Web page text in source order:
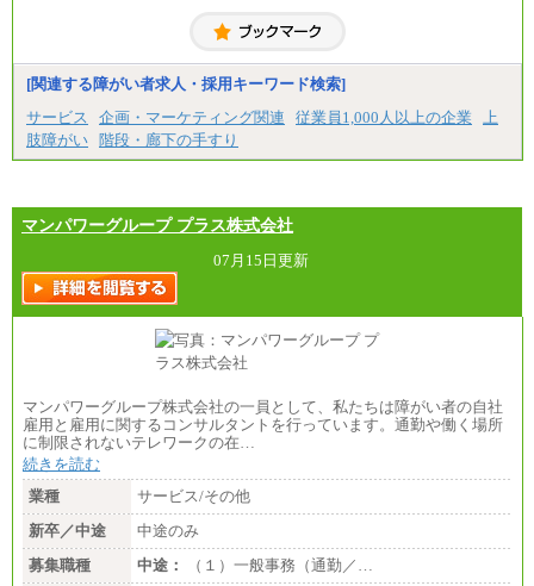
(※3)、218,500円(※4)、216,500円（※5）
※1…東京都、埼玉県、千葉県、神奈川県
※2…大阪府、京都府、兵庫県、滋賀県
※3…愛知県、静岡県
※4…北海道、宮城県、栃木県、群馬県、長野県、新
潟県、富山県、石川県、岡山県、広島県、山口県、
香川県、福岡県
県、福島県、山形県
・月給には一律地域手当を含んだ金額を表示
（一律地域手当：※1…36,000円、※2…33,000円、
※3…28,000円、※4…25,000円、※5…23,000円）
・試用期間中も給与変更なし
●基幹職（地域限定社員）
・大学・院卒／月給185,000 円～219,000 円 ※勤務地
により異なる。
〈大阪・兵庫〉209,000 円
〈愛知〉194,500 円 〈福岡〉1
85,000 円
地により異なる。
〈東京・神奈川〉210,000 円
〈大阪・兵庫〉200,000 円
〈愛知〉194,500 円 〈福
岡〉185,000円
[関連する障がい者求人・採用キーワード検索]
サービス
企画・マーケティング関連 従業員1,000人以上の企業
上
肢障がい 階段・廊下の手すり
マンパワーグループ プラス株式会社
07月15日更新
マンパワーグループ株式会社の一員として、私たちは障がい者の自社
雇用と雇用に関するコンサルタントを行っています。通勤や働く場所
に制限されないテレワークの在…
続きを読む
業種
サービス/その他
新卒／中途
中途のみ
募集職種
中途：
（１）一般事務（通勤／…